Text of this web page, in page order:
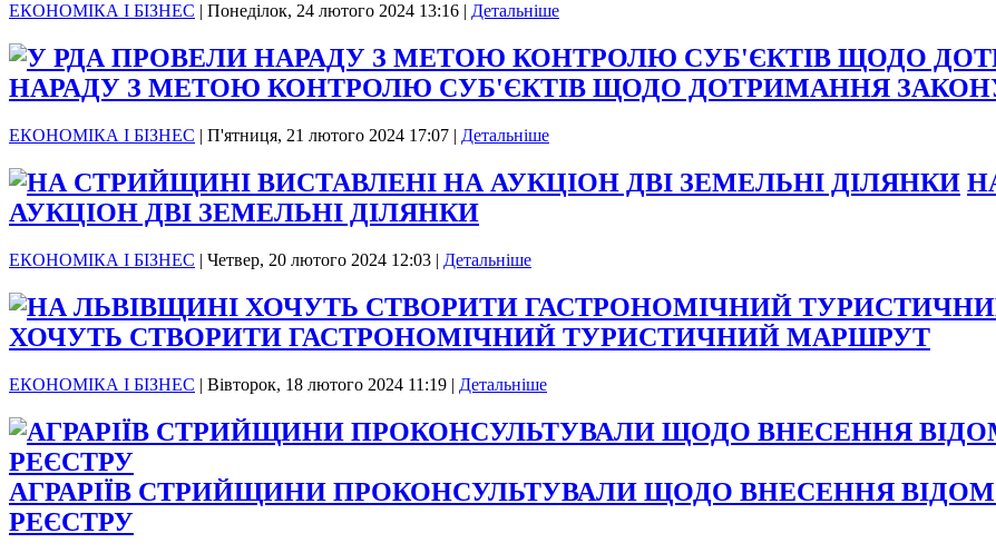
ЕКОНОМІКА І БІЗНЕС | Понеділок, 24 лютого 2024 13:16 | Детальніше
НАРАДУ З МЕТОЮ КОНТРОЛЮ СУБ'ЄКТІВ ЩОДО ДОТРИМАННЯ
ЕКОНОМІКА І БІЗНЕС | П'ятниця, 21 лютого 2024 17:07 | Детальніше
АУКЦІОН ДВІ ЗЕМЕЛЬНІ ДІЛЯНКИ
ЕКОНОМІКА І БІЗНЕС | Четвер, 20 лютого 2024 12:03 | Детальніше
ХОЧУТЬ СТВОРИТИ ГАСТРОНОМІЧНИЙ ТУРИСТИЧНИЙ МАРШРУТ
ЕКОНОМІКА І БІЗНЕС | Вівторок, 18 лютого 2024 11:19 | Детальніше
АГРАРІЇВ СТРИЙЩИНИ ПРОКОНСУЛЬТУВАЛИ ЩОДО ВНЕСЕННЯ
РЕЄСТРУ